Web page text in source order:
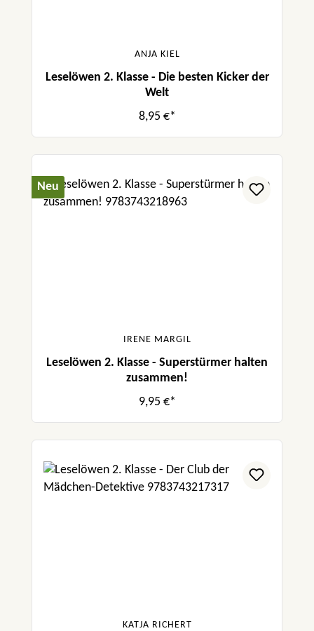
ANJA KIEL
Leselöwen 2. Klasse - Die besten Kicker der
Welt
8,95 €*
Neu
IRENE MARGIL
Leselöwen 2. Klasse - Superstürmer halten
zusammen!
9,95 €*
KATJA RICHERT